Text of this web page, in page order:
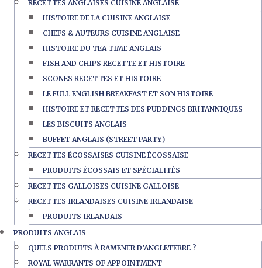
RECETTES ANGLAISES CUISINE ANGLAISE
HISTOIRE DE LA CUISINE ANGLAISE
CHEFS & AUTEURS CUISINE ANGLAISE
HISTOIRE DU TEA TIME ANGLAIS
FISH AND CHIPS RECETTE ET HISTOIRE
SCONES RECETTES ET HISTOIRE
LE FULL ENGLISH BREAKFAST ET SON HISTOIRE
HISTOIRE ET RECETTES DES PUDDINGS BRITANNIQUES
LES BISCUITS ANGLAIS
BUFFET ANGLAIS (STREET PARTY)
RECETTES ÉCOSSAISES CUISINE ÉCOSSAISE
PRODUITS ÉCOSSAIS ET SPÉCIALITÉS
RECETTES GALLOISES CUISINE GALLOISE
RECETTES IRLANDAISES CUISINE IRLANDAISE
PRODUITS IRLANDAIS
PRODUITS ANGLAIS
QUELS PRODUITS À RAMENER D’ANGLETERRE ?
ROYAL WARRANTS OF APPOINTMENT